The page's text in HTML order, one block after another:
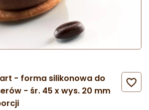
- forma silikonowa do
- śr. 45 x wys. 20 mm
